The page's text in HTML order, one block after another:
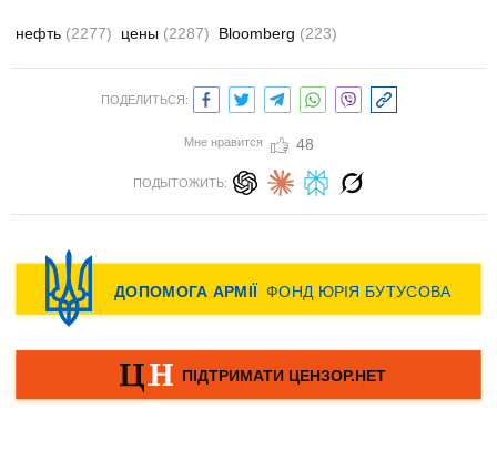
нефть (2277) цены (2287) Bloomberg (223)
ПОДЕЛИТЬСЯ:
Мне нравится 48
ПОДЫТОЖИТЬ: